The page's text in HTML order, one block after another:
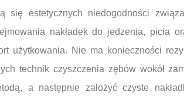
się estetycznych niedogodności
nakładek do jedzenia, picia
użytkowania. Nie ma konieczności
technik czyszczenia zębów wokół
a następnie założyć czyste